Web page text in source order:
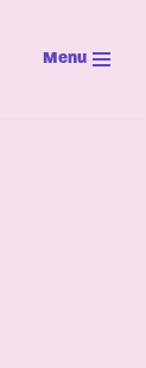
Menu